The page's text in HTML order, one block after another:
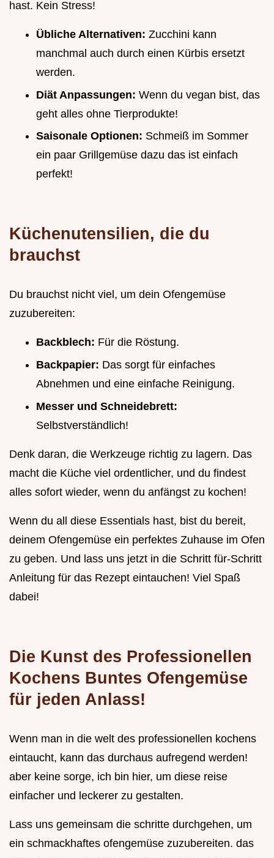
hast. Kein Stress!
Übliche Alternativen: Zucchini kann
manchmal auch durch einen Kürbis ersetzt
werden.
Diät Anpassungen: Wenn du vegan bist, das
geht alles ohne Tierprodukte!
Saisonale Optionen: Schmeiß im Sommer
ein paar Grillgemüse dazu das ist einfach
perfekt!
Küchenutensilien, die du
brauchst
Du brauchst nicht viel, um dein Ofengemüse
zuzubereiten:
Backblech: Für die Röstung.
Backpapier: Das sorgt für einfaches
Abnehmen und eine einfache Reinigung.
Messer und Schneidebrett:
Selbstverständlich!
Denk daran, die Werkzeuge richtig zu lagern. Das
macht die Küche viel ordentlicher, und du findest
alles sofort wieder, wenn du anfängst zu kochen!
Wenn du all diese Essentials hast, bist du bereit,
deinem Ofengemüse ein perfektes Zuhause im Ofen
zu geben. Und lass uns jetzt in die Schritt für-Schritt
Anleitung für das Rezept eintauchen! Viel Spaß
dabei!
Die Kunst des Professionellen
Kochens Buntes Ofengemüse
für jeden Anlass!
Wenn man in die welt des professionellen kochens
eintaucht, kann das durchaus aufregend werden!
aber keine sorge, ich bin hier, um diese reise
einfacher und leckerer zu gestalten.
Lass uns gemeinsam die schritte durchgehen, um
ein schmackhaftes ofengemüse zuzubereiten. das